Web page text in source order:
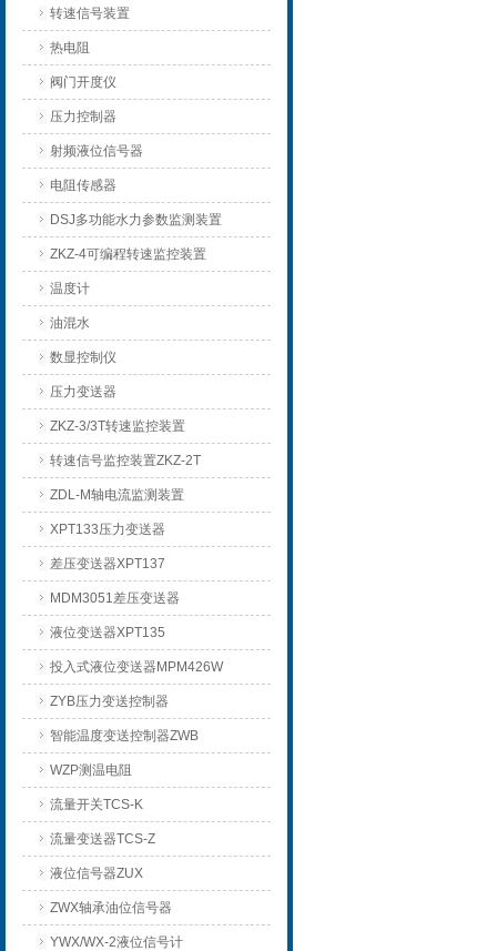
转速信号装置
热电阻
阀门开度仪
压力控制器
射频液位信号器
电阻传感器
DSJ多功能水力参数监测装置
ZKZ-4可编程转速监控装置
温度计
油混水
数显控制仪
压力变送器
ZKZ-3/3T转速监控装置
转速信号监控装置ZKZ-2T
ZDL-M轴电流监测装置
XPT133压力变送器
差压变送器XPT137
MDM3051差压变送器
液位变送器XPT135
投入式液位变送器MPM426W
ZYB压力变送控制器
智能温度变送控制器ZWB
WZP测温电阻
流量开关TCS-K
流量变送器TCS-Z
液位信号器ZUX
ZWX轴承油位信号器
YWX/WX-2液位信号计